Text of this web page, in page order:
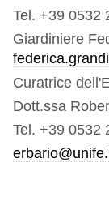
Tel. +39 0532
Giardiniere
Curatrice
Dott.ssa
Tel. +39 0532